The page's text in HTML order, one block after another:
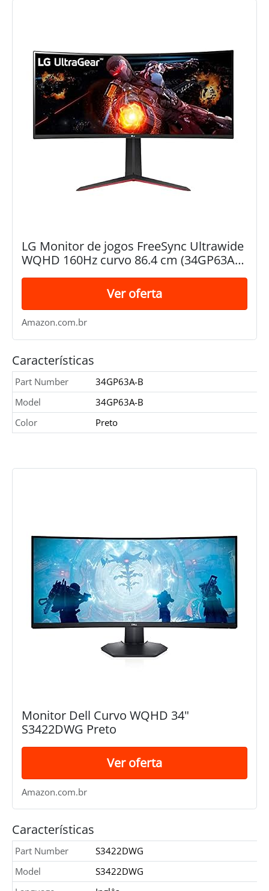
LG Monitor de jogos FreeSync Ultrawide
WQHD 160Hz curvo 86.4 cm (34GP63A) -
34 polegadas
Ver oferta
Amazon.com.br
Características
Part Number
34GP63A-B
Model
34GP63A-B
Color
Preto
Monitor Dell Curvo WQHD 34"
S3422DWG Preto
Ver oferta
Amazon.com.br
Características
Part Number
S3422DWG
Model
S3422DWG